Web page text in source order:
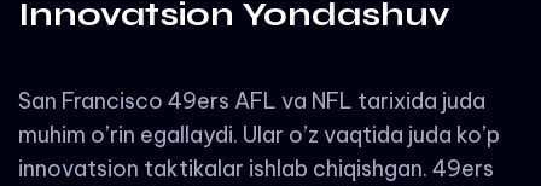
Innovatsion Yondashuv
San Francisco 49ers AFL va NFL tarixida juda
muhim o’rin egallaydi. Ular o’z vaqtida juda ko’p
innovatsion taktikalar ishlab chiqishgan. 49ers